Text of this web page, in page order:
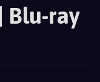
Blu-ray